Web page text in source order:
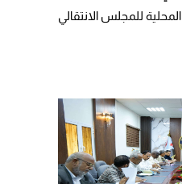
للمجلس الانتقالي